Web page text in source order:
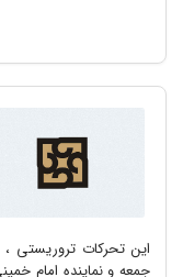
جمعه و نماینده امام